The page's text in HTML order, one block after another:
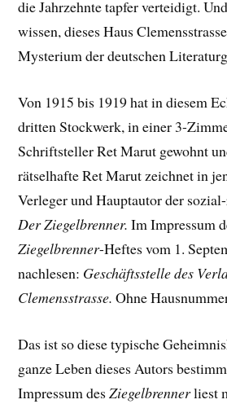
die Jahrzehnte tapfer verteidigt.
wissen, dieses Haus
Mysterium der deutschen
Von 1915 bis 1919 hat in diesem
dritten Stockwerk, in einer 3-
Schriftsteller Ret Marut gewohnt
rätselhafte Ret Marut zeichnet in
Verleger und Hauptautor der
Der Ziegelbrenner.Im Impressum
Ziegelbrenner-Heftes vom 1.
nachlesen: Geschäftsstelle des
Clemensstrasse. Ohne
Das ist so diese typische
ganze Leben dieses Autors
Impressum desZiegelbrennerliest